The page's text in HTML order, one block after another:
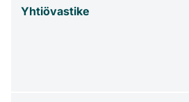
Yhtiövastike